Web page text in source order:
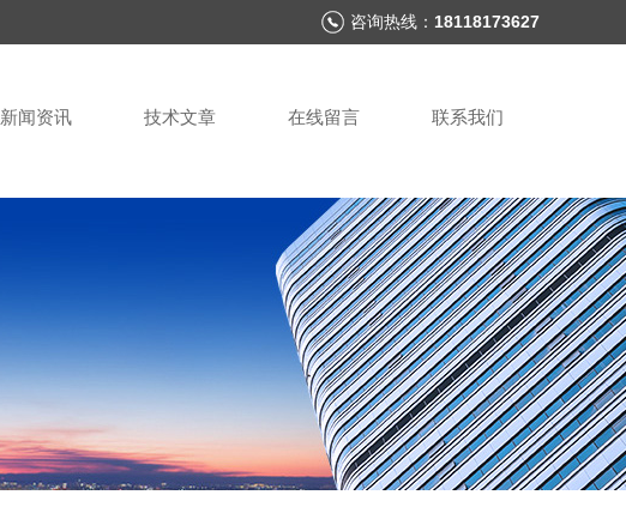
咨询热线： 18118173627
新闻资讯 技术文章 在线留言 联系我们